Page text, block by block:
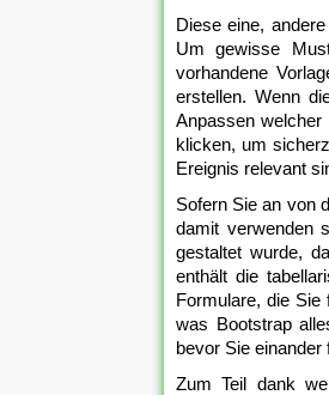
Diese eine,
Um gewisse
vorhandene
erstellen. Wenn
Anpassen welcher
klicken, um
Ereignis relevant
Sofern Sie an von
damit verwenden
gestaltet wurde,
enthält die
Formulare, die Sie
was Bootstrap
bevor Sie einander
Zum Teil dank